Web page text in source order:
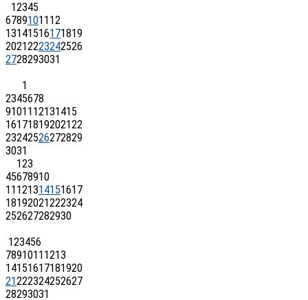
12345
67891011 12
13141516171819
20212223242526
2728293031
1
2345678
91011 12131415
16171819202122
23242526272829
3031
123
45678910
11 121314151617
18192021222324
252627282930
123456
7891011 1213
14151617181920
21222324252627
28293031